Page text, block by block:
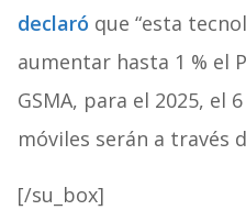
declaró que “esta
aumentar hasta 1 % el
GSMA, para el 2025, el
móviles serán a través
[/su_box]